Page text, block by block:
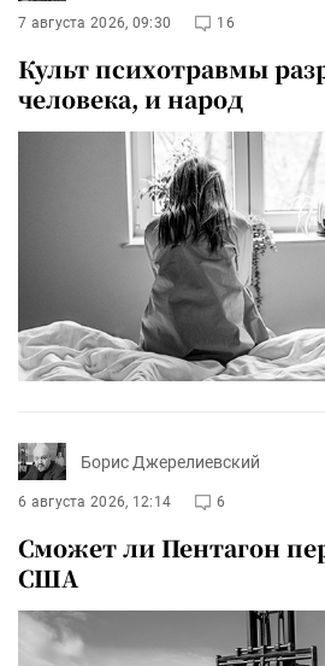
7 августа 2026, 09:30 16
Культ психотравмы
человека, и народ
Борис Джерелиевский
6 августа 2026, 12:14 6
Сможет ли Пентагон
США